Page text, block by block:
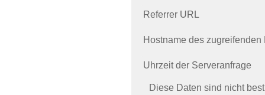
Referrer URL
Hostname des zugreifenden
Uhrzeit der Serveranfrage
Diese Daten sind nicht